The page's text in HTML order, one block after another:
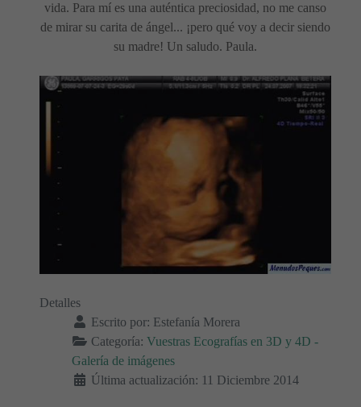
vida. Para mí es una auténtica preciosidad, no me canso
de mirar su carita de ángel... ¡pero qué voy a decir siendo
su madre! Un saludo. Paula.
Detalles
Escrito por: Estefanía Morera
Categoría: Vuestras Ecografías en 3D y 4D -
Galería de imágenes
Última actualización: 11 Diciembre 2014